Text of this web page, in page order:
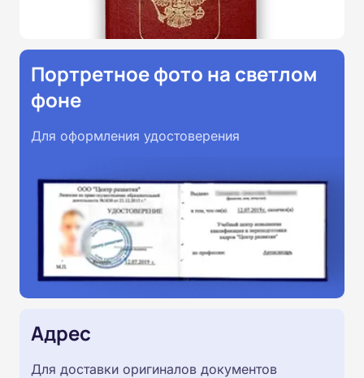
Портретное фото на светлом
фоне
Для оформления удостоверения
Адрес
Для доставки оригиналов документов